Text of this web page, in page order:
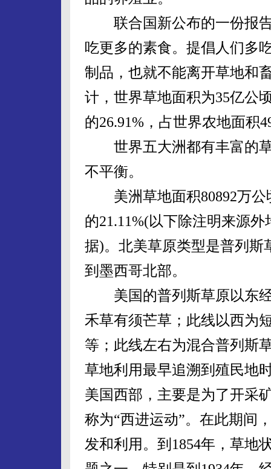
联合国新公布的一份报告
吃更多的素食。提倡人们多
制品，也就不能离开草地和
计，世界草地面积为35亿公
的26.91%，占世界农地面积
世界五大洲都有丰富的草
不平衡。
美洲草地面积80892万公
的21.11%(以下除注明来源
据)。北美草原类型是普列斯
到墨西哥北部。
美国的普列斯草原以东经
禾草有须芒草；此线以西为
等；此线左右为混合普列斯
草地利用最早追溯到殖民地
美国西部，主要是为了开采
称为“西进运动”。在此期间
发和利用。到1854年，草地